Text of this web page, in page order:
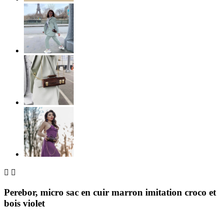
 
Perebor, micro sac en cuir marron imitation croco et
bois violet